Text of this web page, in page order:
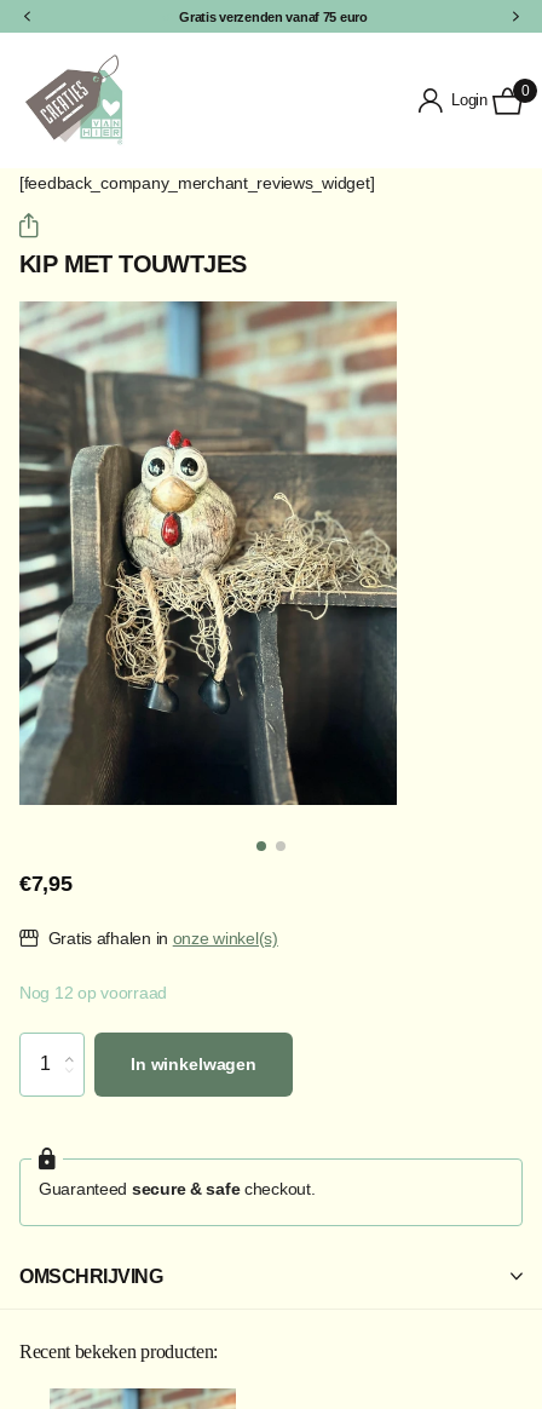
Gratis verzenden vanaf 75 euro
Login 0
[feedback_company_merchant_reviews_widget]
KIP MET TOUWTJES
€7,95
Gratis afhalen in onze winkel(s)
Nog 12 op voorraad
In winkelwagen
Guaranteed secure & safecheckout.
OMSCHRIJVING
Recent bekeken producten: